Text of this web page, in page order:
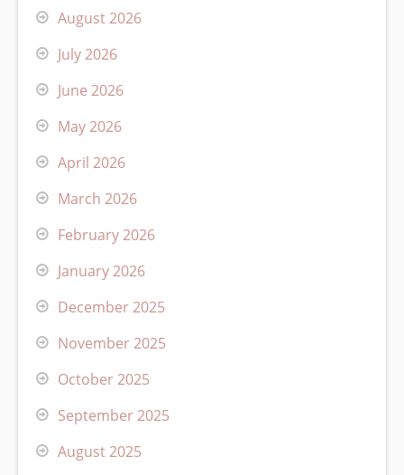
August 2026
July 2026
June 2026
May 2026
April 2026
March 2026
February 2026
January 2026
December 2025
November 2025
October 2025
September 2025
August 2025